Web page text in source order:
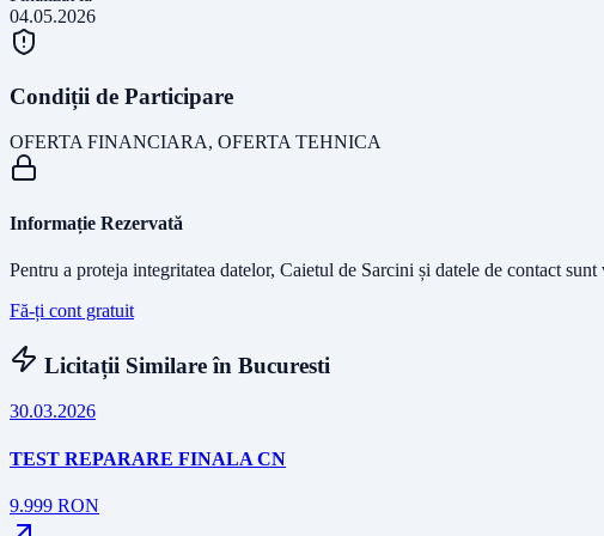
04.05.2026
Condiții de Participare
OFERTA FINANCIARA, OFERTA TEHNICA
Informație Rezervată
Pentru a proteja integritatea datelor, Caietul de Sarcini și datele de contact
Fă-ți cont gratuit
Licitații Similare în Bucuresti
30.03.2026
TEST REPARARE FINALA CN
9.999 RON